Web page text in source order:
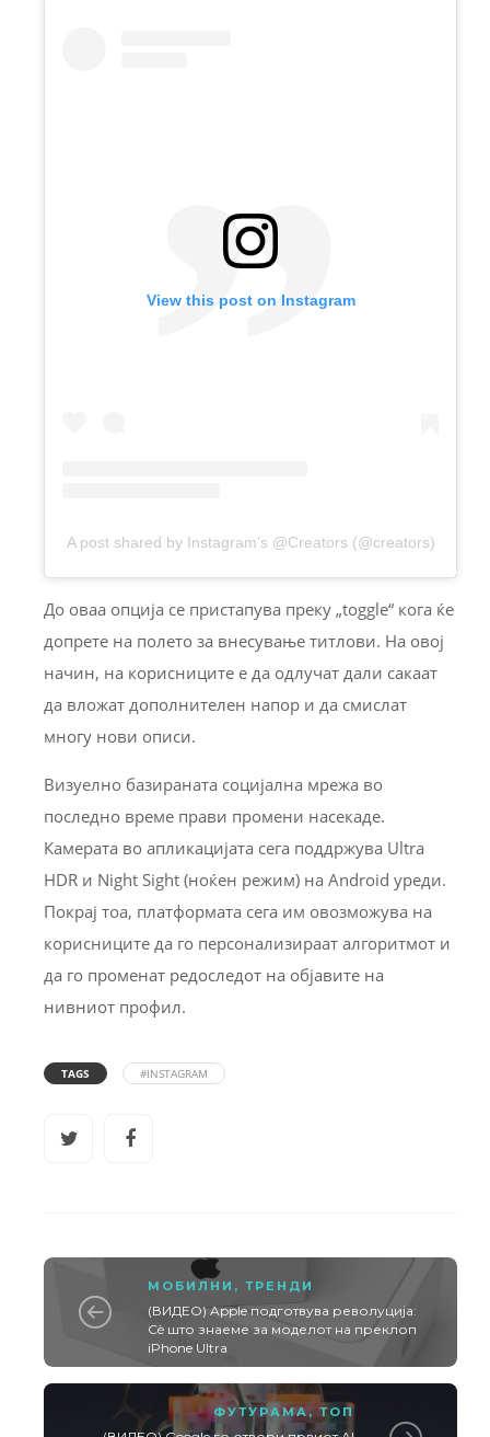
View this post on Instagram
A post shared by Instagram’s @Creators (@creators)
До оваа опција се пристапува преку „toggle“ кога ќе
допрете на полето за внесување титлови. На овој
начин, на корисниците е да одлучат дали сакаат
да вложат дополнителен напор и да смислат
многу нови описи.
Визуелно базираната социјална мрежа во
последно време прави промени насекаде.
Камерата во апликацијата сега поддржува Ultra
HDR и Night Sight (ноќен режим) на Android уреди.
Покрај тоа, платформата сега им овозможува на
корисниците да го персонализираат алгоритмот и
да го променат редоследот на објавите на
нивниот профил.
TAGS #INSTAGRAM
МОБИЛНИ , ТРЕНДИ
(ВИДЕО) Apple подготвува револуција:
Сè што знаеме за моделот на преклоп
iPhone Ultra
ФУТУРАМА , ТОП